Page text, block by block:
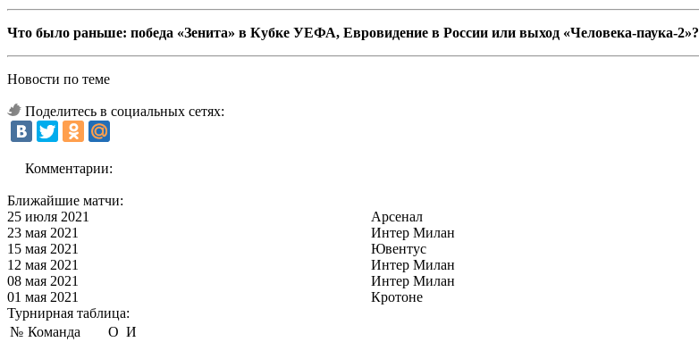
Что было раньше: победа «Зенита» в Кубке УЕФА, Евровидение в России или выход «Человека-паука-2»?
Новости по теме
Поделитесь в социальных сетях:
Комментарии:
Ближайшие матчи:
25 июля 2021
Арсенал
23 мая 2021
Интер Милан
15 мая 2021
Ювентус
12 мая 2021
Интер Милан
08 мая 2021
Интер Милан
01 мая 2021
Кротоне
Турнирная таблица:
№ Команда О И